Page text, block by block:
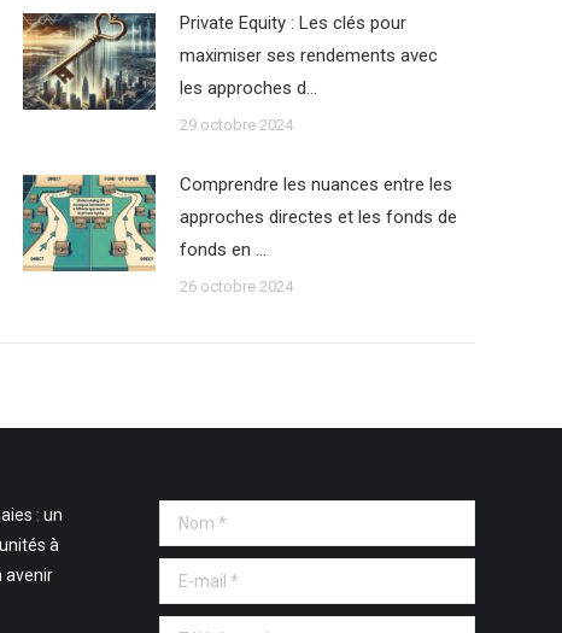
Private Equity : Les clés pour
maximiser ses rendements avec
les approches d…
29 octobre 2024
Comprendre les nuances entre les
approches directes et les fonds de
fonds en …
26 octobre 2024
: un
à
avenir
Nom *
E-mail *